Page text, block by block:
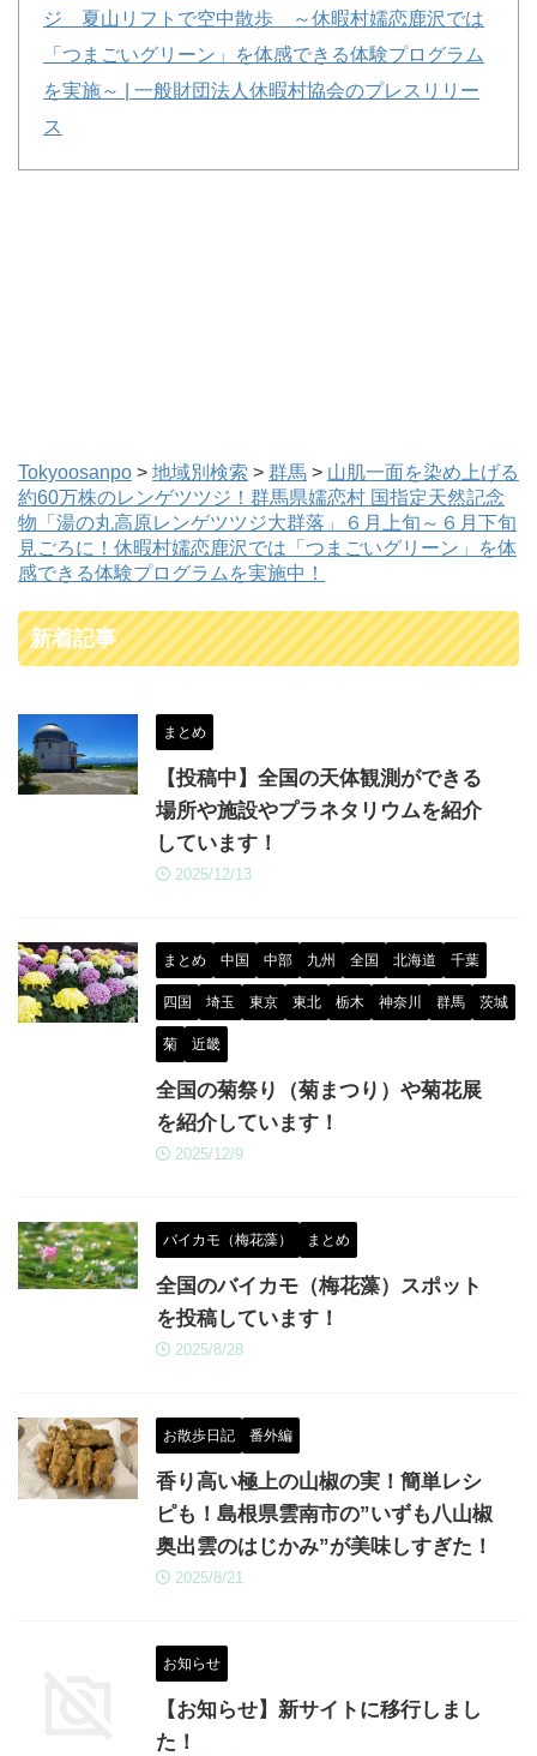
ジ 夏山リフトで空中散歩 ～休暇村嬬恋鹿沢では
「つまごいグリーン」を体感できる体験プログラム
を実施～ | 一般財団法人休暇村協会のプレスリリー
ス
Tokyoosanpo > 地域別検索 > 群馬 > 山肌一面を染め上げる
約60万株のレンゲツツジ！群馬県嬬恋村 国指定天然記念
物「湯の丸高原レンゲツツジ大群落」６月上旬～６月下旬
見ごろに！休暇村嬬恋鹿沢では「つまごいグリーン」を体
感できる体験プログラムを実施中！
新着記事
まとめ
【投稿中】全国の天体観測ができる
場所や施設やプラネタリウムを紹介
しています！
2025/12/13
まとめ 中国 中部 九州 全国 北海道 千葉
四国 埼玉 東京 東北 栃木 神奈川 群馬 茨城
菊 近畿
全国の菊祭り（菊まつり）や菊花展
を紹介しています！
2025/12/9
バイカモ（梅花藻） まとめ
全国のバイカモ（梅花藻）スポット
を投稿しています！
2025/8/28
お散歩日記 番外編
香り高い極上の山椒の実！簡単レシ
ピも！島根県雲南市の”いずも八山椒
奥出雲のはじかみ”が美味しすぎた！
2025/8/21
お知らせ
【お知らせ】新サイトに移行しまし
た！